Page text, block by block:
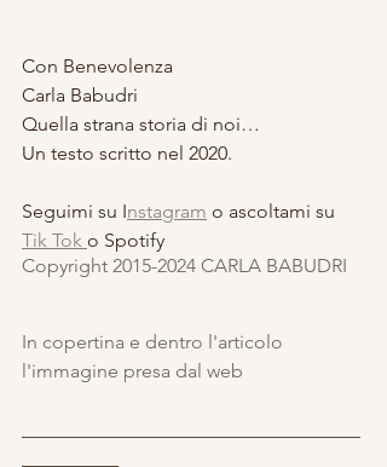
Con Benevolenza
Carla Babudri
Quella strana storia di noi…
Un testo scritto nel 2020.
Seguimi su Instagram o ascoltami su
Tik Tok o Spotify
Copyright 2015-2024 CARLA BABUDRI
In copertina e dentro l'articolo
l'immagine presa dal web